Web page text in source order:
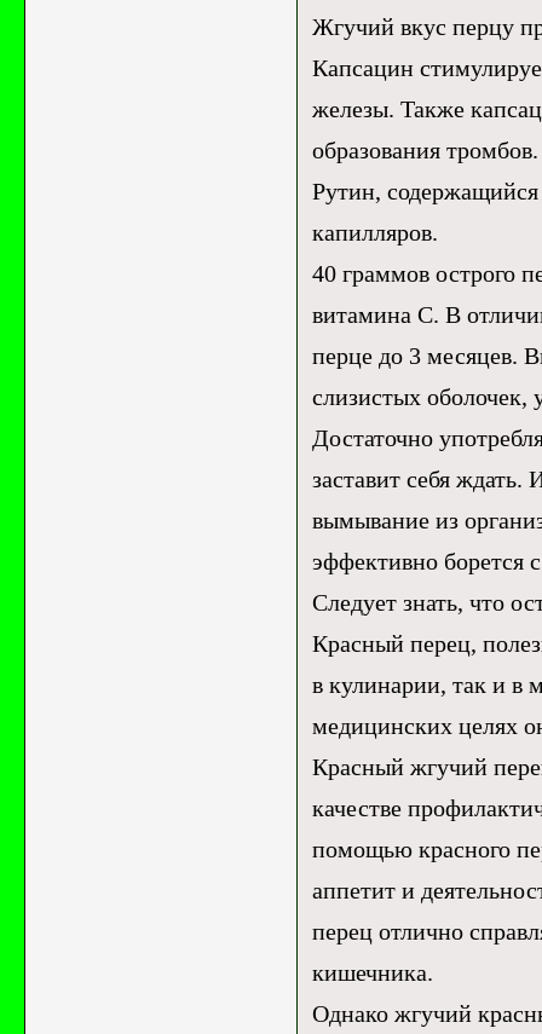
Жгучий вкус перцу
Капсацин
железы. Также
образования тромбов.
Рутин,
капилляров.
40 граммов острого
витамина С. В
перце до 3 месяцев.
слизистых оболочек,
Достаточно
заставит себя ждать.
вымывание из
эффективно борется
Следует знать, что
Красный перец,
в кулинарии, так и в
медицинских целях
Красный жгучий
качестве
помощью красного
аппетит и
перец отлично
кишечника.
Однако жгучий